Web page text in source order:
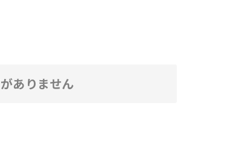
ありません